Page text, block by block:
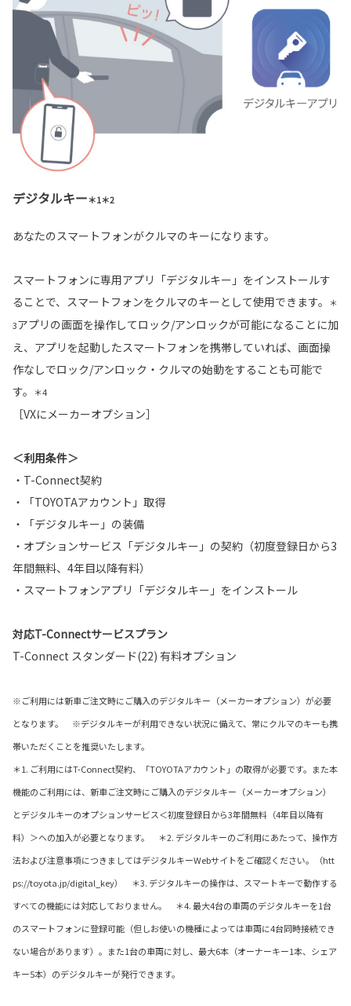
デジタルキー＊1＊2
あなたのスマートフォンがクルマのキーになります。
スマートフォンに専用アプリ「デジタルキー」をインストールす
ることで、スマートフォンをクルマのキーとして使用できます。
＊
3アプリの画面を操作してロック/アンロックが可能になることに加
え、アプリを起動したスマートフォンを携帯していれば、画面操
作なしでロック/アンロック・クルマの始動をすることも可能で
す。
＊4
［VXにメーカーオプション］
＜利用条件＞
・T-Connect契約
・「TOYOTAアカウント」取得
・「デジタルキー」の装備
・オプションサービス「デジタルキー」の契約（初度登録日から3
年間無料、4年目以降有料）
・スマートフォンアプリ「デジタルキー」をインストール
対応T-Connectサービスプラン
T-Connect スタンダード(22) 有料オプション
※ご利用には新車ご注文時にご購入のデジタルキー（メーカーオプション）が必要
となります。 ※デジタルキーが利用できない状況に備えて、常にクルマのキーも携
帯いただくことを推奨いたします。
＊1. ご利用にはT-Connect契約、「TOYOTAアカウント」の取得が必要です。また本
機能のご利用には、新車ご注文時にご購入のデジタルキー（メーカーオプション）
とデジタルキーのオプションサービス＜初度登録日から3年間無料（4年目以降有
料）＞への加入が必要となります。 ＊2. デジタルキーのご利用にあたって、操作方
法および注意事項につきましてはデジタルキーWebサイトをご確認ください。（htt
ps://toyota.jp/digital_key） ＊3. デジタルキーの操作は、スマートキーで動作する
すべての機能には対応しておりません。 ＊4. 最大4台の車両のデジタルキーを1台
のスマートフォンに登録可能（但しお使いの機種によっては車両に4台同時接続でき
ない場合があります）。また1台の車両に対し、最大6本（オーナーキー1本、シェア
キー5本）のデジタルキーが発行できます。